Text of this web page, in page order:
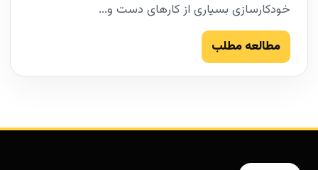
خودکارسازی بسیاری از کارهای دست و...
مطالعه مطلب